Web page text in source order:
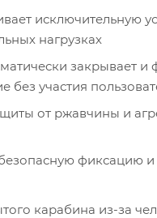
исключительную
нагрузках
закрывает и
участия
от ржавчины и
фиксацию
карабина из-за